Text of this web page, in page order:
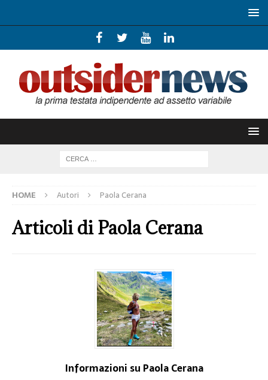
HOME Autori Paola Cerana
Articoli diPaola Cerana
Informazioni su Paola Cerana